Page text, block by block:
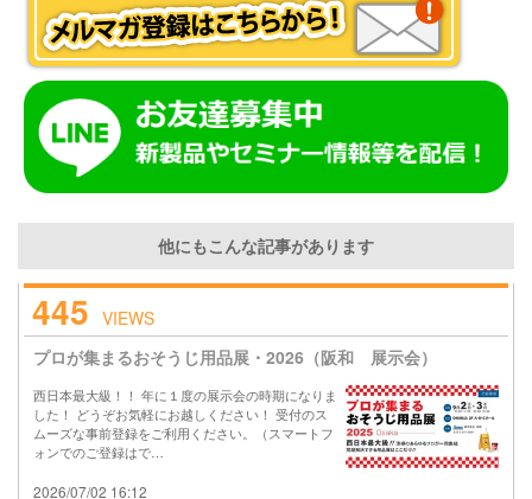
他にもこんな記事があります
445 VIEWS
プロが集まるおそうじ用品展・2026（阪和 展示会）
西日本最大級！！ 年に１度の展示会の時期になりま
した！ どうぞお気軽にお越しください！ 受付のス
ムーズな事前登録をご利用ください。（スマートフ
ォンでのご登録はで…
2026/07/02 16:12